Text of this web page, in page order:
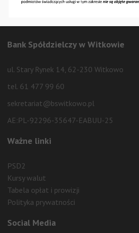
Bank Spółdzielczy w Witkowie
ul. Stary Rynek 14, 62-230 Witkowo
tel. 61 477 99 60
sekretariat@bswitkowo.pl
AE:PL-92296-35647-EABUU-25
Ważne linki
PSD2
Kursy walut
Tabela opłat i prowizji
Polityka prywatności
Social Media